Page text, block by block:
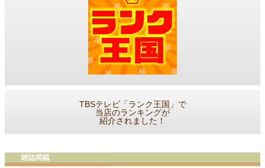
TBSテレビ「ランク王国」で
当店のランキングが
紹介されました！